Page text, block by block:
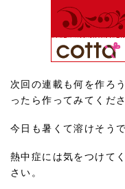
次回の連載も何を作ろ
ったら作ってみてくだ
今日も暑くて溶けそう
熱中症には気をつけて
さい。